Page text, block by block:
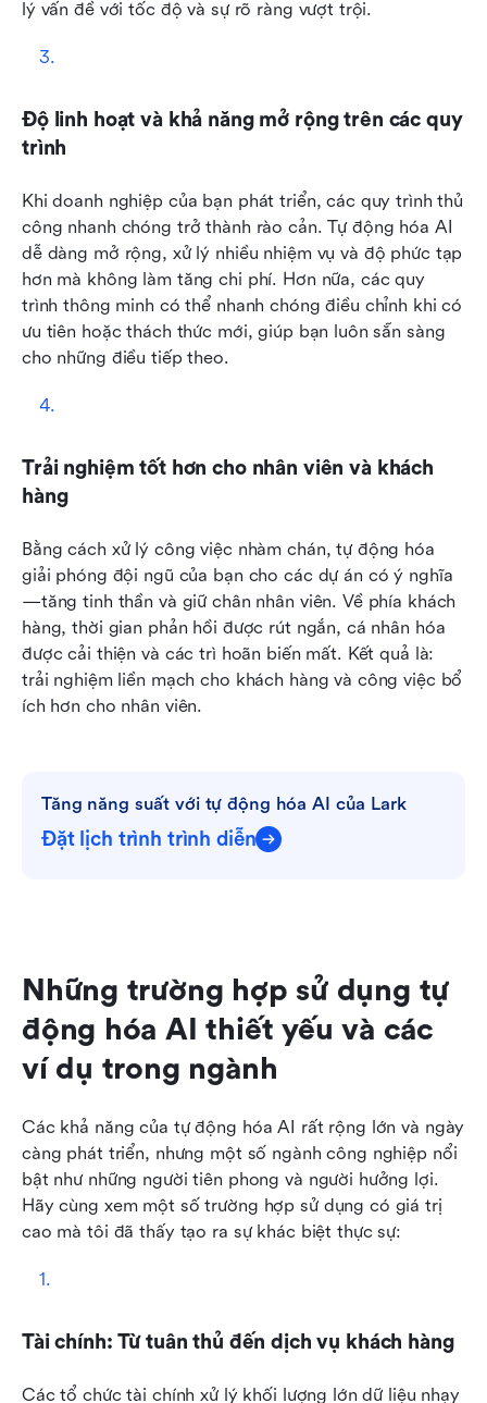
lý vấn đề với tốc độ và sự rõ ràng vượt trội.
Độ linh hoạt và khả năng mở rộng trên các quy
trình
Khi doanh nghiệp của bạn phát triển, các quy trình thủ
công nhanh chóng trở thành rào cản. Tự động hóa AI
dễ dàng mở rộng, xử lý nhiều nhiệm vụ và độ phức tạp
hơn mà không làm tăng chi phí. Hơn nữa, các quy
trình thông minh có thể nhanh chóng điều chỉnh khi có
ưu tiên hoặc thách thức mới, giúp bạn luôn sẵn sàng
cho những điều tiếp theo.
Trải nghiệm tốt hơn cho nhân viên và khách
hàng
Bằng cách xử lý công việc nhàm chán, tự động hóa
giải phóng đội ngũ của bạn cho các dự án có ý nghĩa
—tăng tinh thần và giữ chân nhân viên. Về phía khách
hàng, thời gian phản hồi được rút ngắn, cá nhân hóa
được cải thiện và các trì hoãn biến mất. Kết quả là:
trải nghiệm liền mạch cho khách hàng và công việc bổ
ích hơn cho nhân viên.
Tăng năng suất với tự động hóa AI của Lark
Đặt lịch trình trình diễn
Những trường hợp sử dụng tự
động hóa AI thiết yếu và các
ví dụ trong ngành
Các khả năng của tự động hóa AI rất rộng lớn và ngày
càng phát triển, nhưng một số ngành công nghiệp nổi
bật như những người tiên phong và người hưởng lợi.
Hãy cùng xem một số trường hợp sử dụng có giá trị
cao mà tôi đã thấy tạo ra sự khác biệt thực sự:
Tài chính: Từ tuân thủ đến dịch vụ khách hàng
Các tổ chức tài chính xử lý khối lượng lớn dữ liệu nhạy